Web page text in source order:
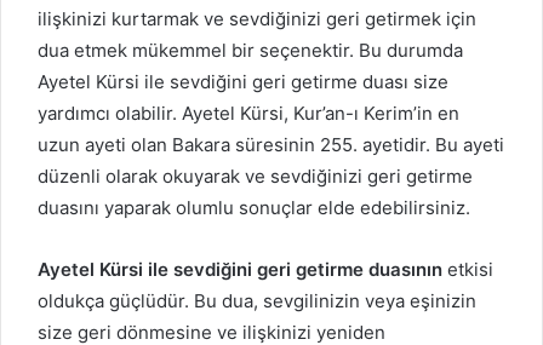
ilişkinizi kurtarmak ve sevdiğinizi geri getirmek için
dua etmek mükemmel bir seçenektir. Bu durumda
Ayetel Kürsi ile sevdiğini geri getirme duası size
yardımcı olabilir. Ayetel Kürsi, Kur’an-ı Kerim’in en
uzun ayeti olan Bakara süresinin 255. ayetidir. Bu ayeti
düzenli olarak okuyarak ve sevdiğinizi geri getirme
duasını yaparak olumlu sonuçlar elde edebilirsiniz.
Ayetel Kürsi ile sevdiğini geri getirme duasının etkisi
oldukça güçlüdür. Bu dua, sevgilinizin veya eşinizin
size geri dönmesine ve ilişkinizi yeniden